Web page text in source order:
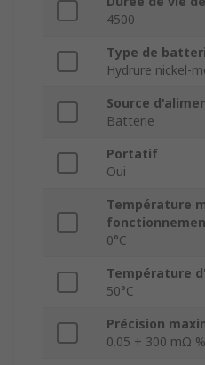
4500
Type de
Hydrure nickel-
Source
Batterie
Portatif
Oui
Température
0°C
Température
50°C
Précision
0.05 + 300 mΩ %